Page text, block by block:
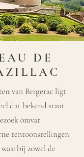
DE
van Bergerac ligt
dat bekend staat
omvat
tentoonstellingen
zowel de